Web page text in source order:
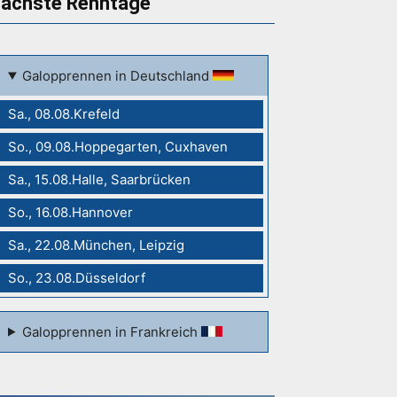
Galopprennen in Deutschland
Sa., 08.08.Krefeld
So., 09.08.Hoppegarten, Cuxhaven
Sa., 15.08.Halle, Saarbrücken
So., 16.08.Hannover
Sa., 22.08.München, Leipzig
So., 23.08.Düsseldorf
Galopprennen in Frankreich